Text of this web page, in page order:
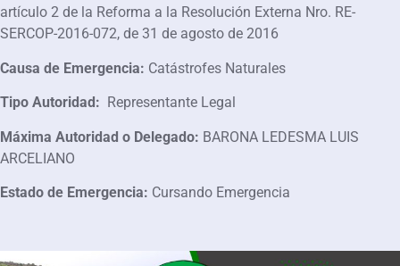
artículo 2 de la Reforma a la Resolución Externa Nro. RE-
SERCOP-2016-072, de 31 de agosto de 2016
Causa de Emergencia: Catástrofes Naturales
Tipo Autoridad: Representante Legal
Máxima Autoridad o Delegado: BARONA LEDESMA LUIS
ARCELIANO
Estado de Emergencia: Cursando Emergencia